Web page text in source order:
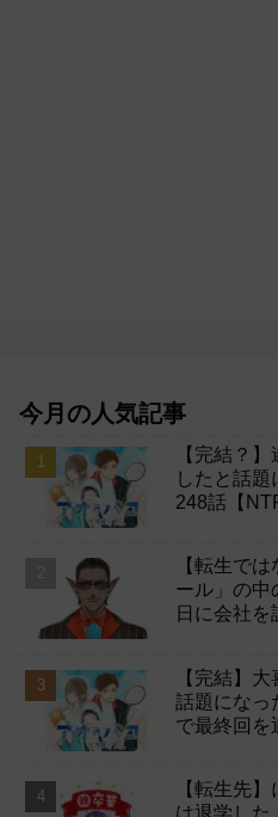
今月の人気記事
【完結？
したと話題
248話【
【転生で
ール」の中
日に会社を
【完結】
話題になっ
で最終回を
【転生先